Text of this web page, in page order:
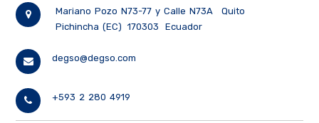
Mariano Pozo N73-77 y Calle N73A
Quito
Pichincha (EC)
170303 Ecuador
degso@degso.com
+593 2 280 4919